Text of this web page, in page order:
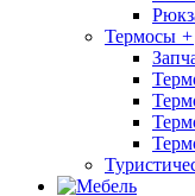
Термосы +